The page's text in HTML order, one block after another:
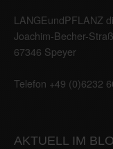
LANGEundPFLANZ
Joachim-Becher-
67346 Speyer
Telefon +49 (0)6232
AKTUELL IM